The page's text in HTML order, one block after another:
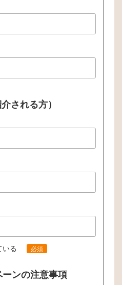
される方）
る 必須
ンの注意事項